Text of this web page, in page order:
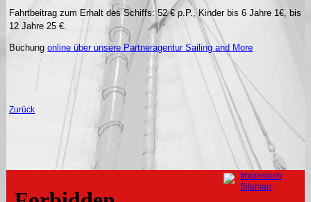
Fahrtbeitrag zum Erhalt des Schiffs: 52 € p.P., Kinder bis 6 Jahre 1€, bis
12 Jahre 25 €.
Buchungonline über unsere Partneragentur Sailing and More
Zurück
Navigation
überspringen
Impressum
Sitemap